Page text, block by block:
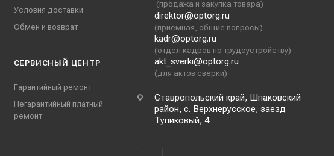
Условия доставки
Обмен и возврат
СЕРВИСНЫЙ ЦЕНТР
Гарантийный ремонт
Негарантийный платный
ремонт
(продажа и закупка товара)
direktor@optorg.ru
(приёмная, общие вопросы)
kadr@optorg.ru
(отдел кадров по трудоустройству)
akt_sverki@optorg.ru
(для актов сверки)
Ставропольский край, Шпаковский
район, с. Верхнерусское, заезд
Тупиковый, 4